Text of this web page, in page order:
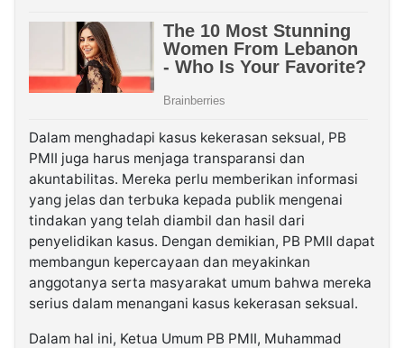
Dalam menghadapi kasus kekerasan seksual, PB
PMII juga harus menjaga transparansi dan
akuntabilitas. Mereka perlu memberikan informasi
yang jelas dan terbuka kepada publik mengenai
tindakan yang telah diambil dan hasil dari
penyelidikan kasus. Dengan demikian, PB PMII dapat
membangun kepercayaan dan meyakinkan
anggotanya serta masyarakat umum bahwa mereka
serius dalam menangani kasus kekerasan seksual.
Dalam hal ini, Ketua Umum PB PMII, Muhammad